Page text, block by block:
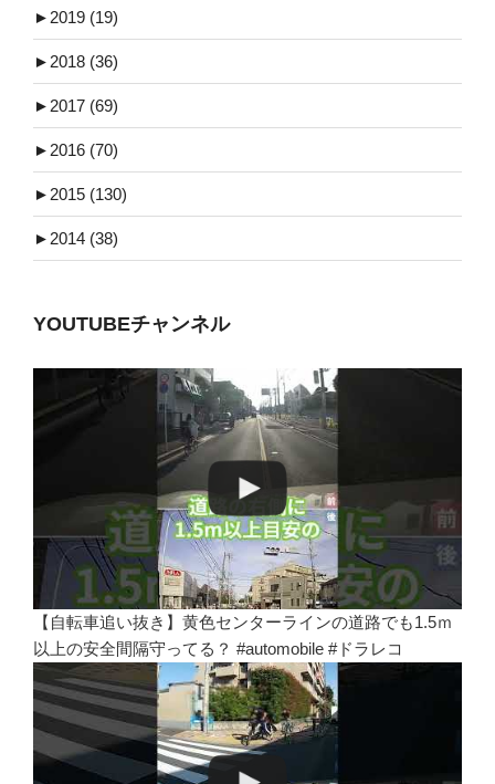
► 2019 (19)
► 2018 (36)
► 2017 (69)
► 2016 (70)
► 2015 (130)
► 2014 (38)
YOUTUBEチャンネル
【自転車追い抜き】黄色センターラインの道路でも1.5ｍ
以上の安全間隔守ってる？ #automobile #ドラレコ